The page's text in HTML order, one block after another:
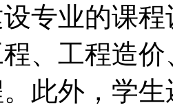
专业的课
、工程造
此外，学